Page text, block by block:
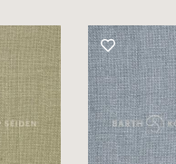
keine Produkte auf